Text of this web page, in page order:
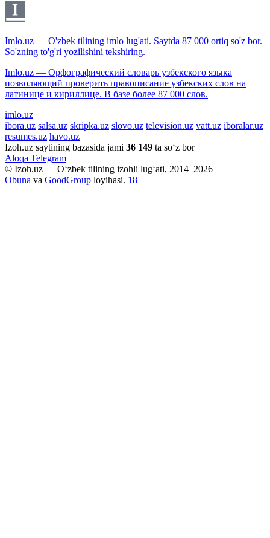
Imlo.uz — O'zbek tilining imlo lug'ati. Saytda 87 000 ortiq so'z bor.
So'zning to'g'ri yozilishini tekshiring.
Imlo.uz — Орфографический словарь узбекского языка
позволяющий проверить правописание узбекских слов на
латинице и кириллице. В базе более 87 000 слов.
imlo.uz
ibora.uz salsa.uz skripka.uz slovo.uz television.uz vatt.uz iboralar.uz
resumes.uz havo.uz
Izoh.uz saytining bazasida jami 36 149 ta so‘z bor
Aloqa Telegram
© Izoh.uz — O‘zbek tilining izohli lug‘ati, 2014–2026
Obuna va GoodGroup loyihasi. 18+